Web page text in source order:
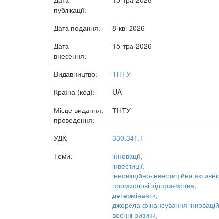
публікації:
Дата подання:
8-кві-2026
Дата
внесення:
15-тра-2026
Видавництво:
ТНТУ
Країна (код):
UA
Місце видання,
проведення:
ТНТУ
УДК:
330.341.1
Теми:
інновації,
інвестиції,
інноваційно-інвестиційна
промислові підприємства,
детермінанти,
джерела фінансування
воєнні ризики,